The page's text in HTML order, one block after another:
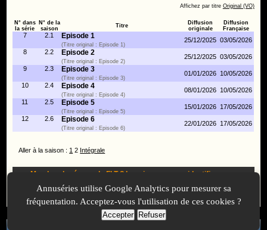
Affichez par titre Original (VO)
N° dans
la série
N° de la
saison
Titre
Diffusion
originale
Diffusion
Française
7 2.1 Episode 1
(Titre original : Episode 1)
25/12/2025 03/05/2026
8
2.2 Episode 2
(Titre original : Episode 2)
25/12/2025 03/05/2026
9
2.3 Episode 3
(Titre original : Episode 3)
01/01/2026 10/05/2026
10
2.4 Episode 4
(Titre original : Episode 4)
08/01/2026 10/05/2026
11
2.5 Episode 5
(Titre original : Episode 5)
15/01/2026 17/05/2026
12
2.6 Episode 6
(Titre original : Episode 6)
22/01/2026 17/05/2026
Aller à la saison : 1 2 Intégrale
Membre du réseau du FLT ? Inscrivez-vous
identifiez-vous
cette série !
Annuséries utilise Google Analytics pour mesurer sa
fréquentation. Acceptez-vous l'utilisation de ces cookies ?
Accepter Refuser